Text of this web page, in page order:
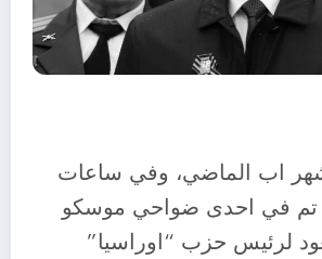
من شهر اب الماضي، وفي ساعات
تم في احدى ضواحي موسكو
لرئيس حزب “اوراسيا”